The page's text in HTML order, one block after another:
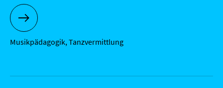
MEHR ZU PROF. DR. CORINNA VOGEL
Musik­pädagogik, Tanz­vermittlung